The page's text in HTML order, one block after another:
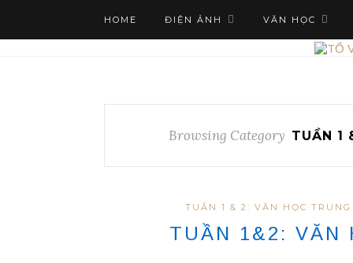
HOME ĐIỆN ẢNH VĂN HỌC
Browsing Category TUẦN 1
TUẦN 1 & 2: VĂN HỌC
TUẦN 1&2: VĂN